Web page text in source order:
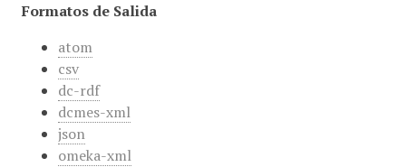
Formatos de Salida
atom
csv
dc-rdf
dcmes-xml
json
omeka-xml